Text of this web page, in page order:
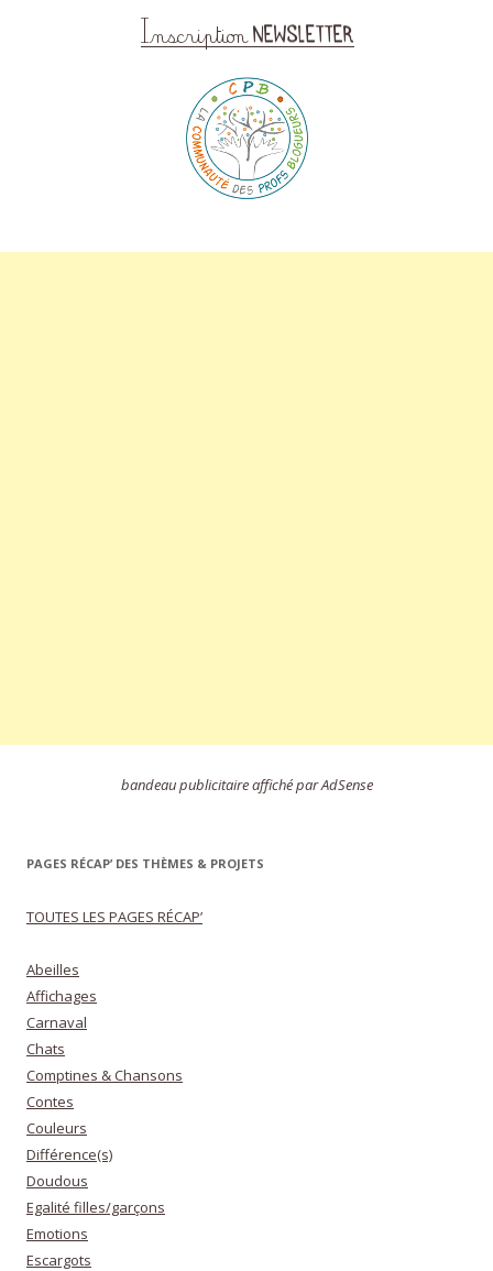
bandeau publicitaire affiché par AdSense
PAGES RÉCAP’ DES THÈMES & PROJETS
TOUTES LES PAGES RÉCAP’
Abeilles
Affichages
Carnaval
Chats
Comptines & Chansons
Contes
Couleurs
Différence(s)
Doudous
Egalité filles/garçons
Emotions
Escargots